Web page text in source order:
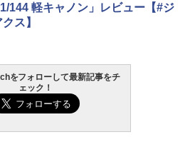
1/144 軽キャノン」レビュー【#ジ
ス】
をフォローして最新記事をチ
ェック！